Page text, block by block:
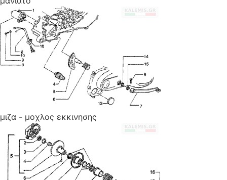
μιζα - μοχλος εκκινησης